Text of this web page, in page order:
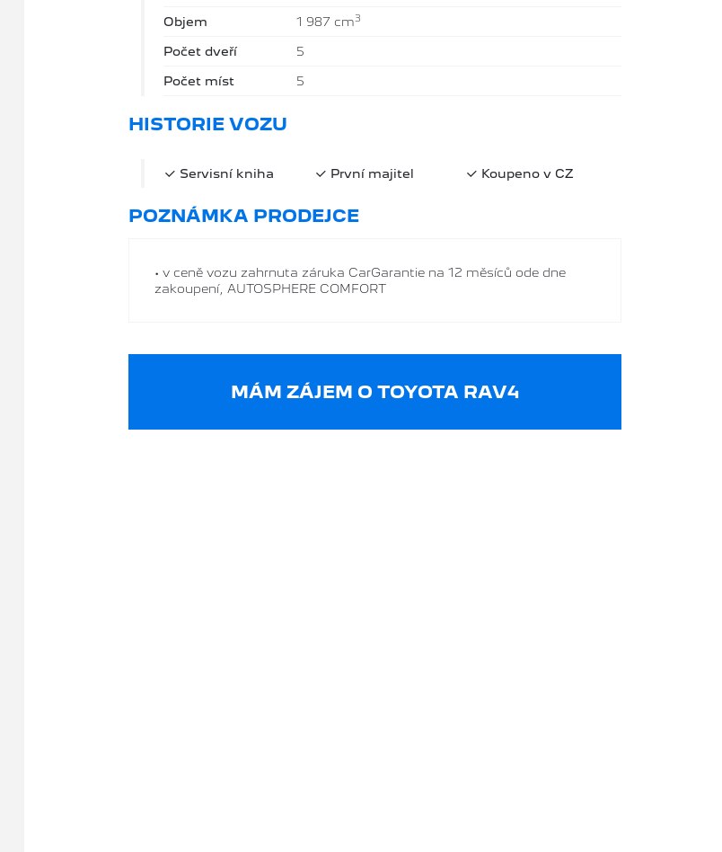
Objem 1 987 cm3
Počet dveří 5
Počet míst 5
HISTORIE VOZU
Servisní kniha První majitel Koupeno v CZ
POZNÁMKA PRODEJCE
• v ceně vozu zahrnuta záruka CarGarantie na 12 měsíců ode dne
zakoupení, AUTOSPHERE COMFORT
MÁM ZÁJEM O TOYOTA RAV4